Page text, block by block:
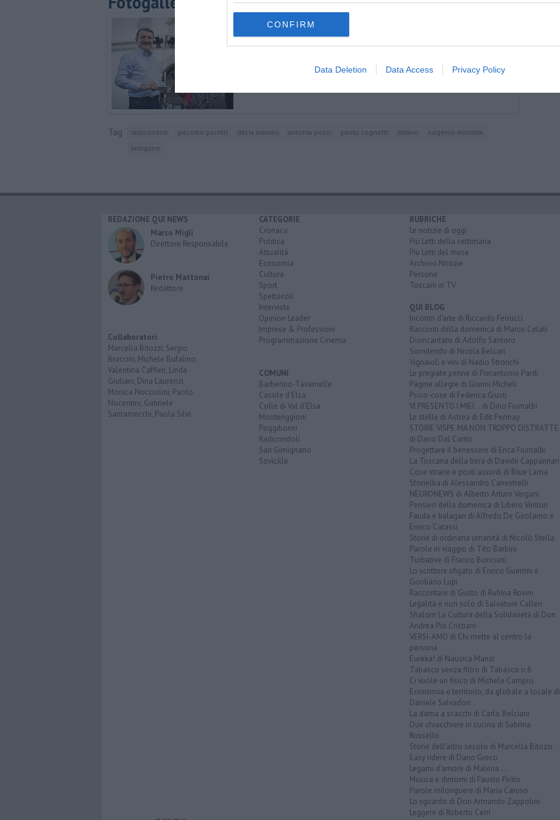
CONFIRM
Data Deletion Data Access Privacy Policy
Tag radicondoli giacomo poretti dacia maraini antonia pozzi paolo cognetti milano
eugenio montale
antigone
REDAZIONE QUI NEWS
Marco Migli
Direttore Responsabile
Pietro Mattonai
Redattore
Collaboratori
Marcella Bitozzi, Sergio
Braccini, Michele Bufalino,
Valentina Caffieri, Linda
Giuliani, Dina Laurenzi,
Monica Nocciolini, Paolo
Nocentini, Gabriele
Santarnecchi, Paola Silvi.
CATEGORIE
Cronaca
Politica
Attualità
Economia
Cultura
Sport
Spettacoli
Interviste
Opinion Leader
Imprese & Professioni
Programmazione Cinema
COMUNI
Barberino-Tavarnelle
Casole d'Elsa
Colle di Val d'Elsa
Monteriggioni
Poggibonsi
Radicondoli
San Gimignano
Sovicille
RUBRICHE
Le notizie di oggi
Più Letti della settimana
Più Letti del mese
Archivio Notizie
Persone
Toscani in TV
QUI BLOG
Incontri d'arte di Riccardo Ferrucci
Racconti della domenica di Marco Celati
Disincantato di Adolfo Santoro
Sorridendo di Nicola Belcari
Vignaioli e vini di Nadio Stronchi
Le pregiate penne di Pierantonio Pardi
Pagine allegre di Gianni Micheli
Psico-cose di Federica Giusti
VI PRESENTO I MIEI... di Dino Fiumalbi
Le stelle di Astrea di Edit Permay
STORIE VISPE MA NON TROPPO DISTRATTE
di Dario Dal Canto
Progettare il benessere di Erica Fiumalbi
La Toscana della birra di Davide Cappannari
Cose strane e posti assurdi di Blue Lama
Storielba di Alessandro Canestrelli
NEURONEWS di Alberto Arturo Vergani
Pensieri della domenica di Libero Venturi
Fauda e balagan di Alfredo De Girolamo e
Enrico Catassi
Storie di ordinaria umanità di Nicolò Stella
Parole in viaggio di Tito Barbini
Turbative di Franco Bonciani
Lo scrittore sfigato di Enrico Guerrini e
Gordiano Lupi
Raccontare di Gusto di Rubina Rovini
Legalità e non solo di Salvatore Calleri
Shalom La Cultura della Solidarietà di Don
Andrea Pio Cristiani
VERSI-AMO di Chi mette al centro la
persona
Eureka! di Nausica Manzi
Tabasco senza filtro di Tabasco n.6
Ci vuole un fisico di Michele Campisi
Economia e territorio, da globale a locale di
Daniele Salvadori
La dama a scacchi di Carlo Belciani
Due chiacchiere in cucina di Sabrina
Rossello
Storie dell'altro secolo di Marcella Bitozzi
Easy ridere di Dario Greco
Legami d'amore di Malena ...
Musica e dintorni di Fausto Pirìto
Parole milonguere di Maria Caruso
Lo sguardo di Don Armando Zappolini
Leggere di Roberto Cerri